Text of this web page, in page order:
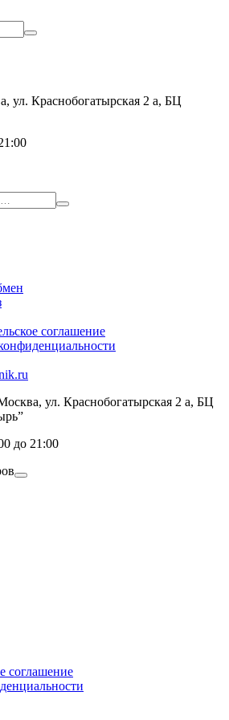
, ул. Краснобогатырская 2 а, БЦ
соглашение
, ул. Краснобогатырская 2 а, БЦ
до 21:00
соглашение